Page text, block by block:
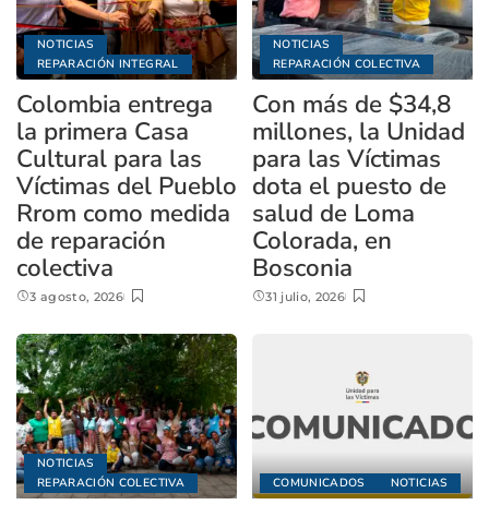
NOTICIAS
REPARACIÓN INTEGRAL
Colombia entrega
la primera Casa
Cultural para las
Víctimas del Pueblo
Rrom como medida
de reparación
colectiva
3 agosto, 2026
NOTICIAS
REPARACIÓN COLECTIVA
Con más de $34,8
millones, la Unidad
para las Víctimas
dota el puesto de
salud de Loma
Colorada, en
Bosconia
31 julio, 2026
NOTICIAS
REPARACIÓN COLECTIVA
COMUNICADOS NOTICIAS